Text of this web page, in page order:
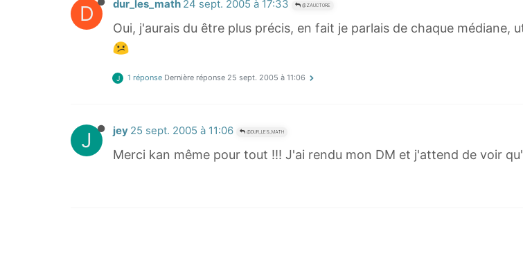
D dur_les_math 24 sept. 2005 à 17:33 @ZAUCTORE
Oui, j'aurais du être plus précis, en fait je parlais de chaque médiane,
J 1 réponse Dernière réponse 25 sept. 2005 à 11:06
J jey 25 sept. 2005 à 11:06 @DUR_LES_MATH
Merci kan même pour tout !!! J'ai rendu mon DM et j'attend de voir